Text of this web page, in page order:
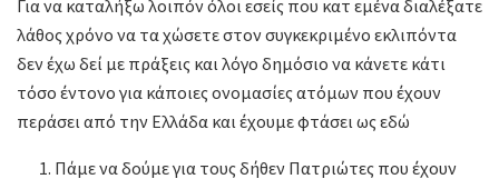
Για να καταλήξω λοιπόν όλοι εσείς που κατ εμένα διαλέξατε
λάθος χρόνο να τα χώσετε στον συγκεκριμένο εκλιπόντα
δεν έχω δεί με πράξεις και λόγο δημόσιο να κάνετε κάτι
τόσο έντονο για κάποιες ονομασίες ατόμων που έχουν
περάσει από την Ελλάδα και έχουμε φτάσει ως εδώ
Πάμε να δούμε για τους δήθεν Πατριώτες που έχουν